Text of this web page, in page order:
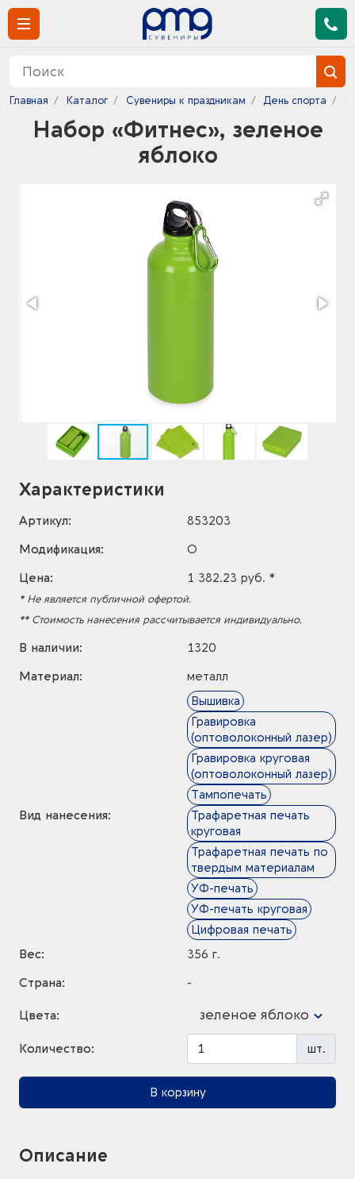
Главная Каталог Сувениры к праздникам День спорта
Набор «Фитнес», зеленое
яблоко
Характеристики
Артикул:
853203
Модификация:
O
Цена:
1 382.23 руб. *
* Не является публичной офертой.
** Стоимость нанесения рассчитывается индивидуально.
В наличии:
1320
Материал:
металл
Вид нанесения:
Вышивка
Гравировка
(оптоволоконный лазер)
Гравировка круговая
(оптоволоконный лазер)
Тампопечать
Трафаретная печать
круговая
Трафаретная печать по
твердым материалам
УФ-печать
УФ-печать круговая
Цифровая печать
Вес:
356 г.
Страна:
-
Цвета: зеленое яблоко
Количество: шт.
В корзину
Описание